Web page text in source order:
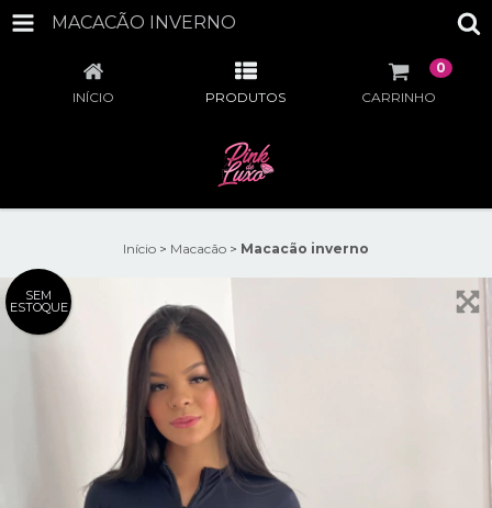
MACACÃO INVERNO
INÍCIO PRODUTOS CARRINHO
0
Início > Macacão > Macacão inverno
SEM
ESTOQUE